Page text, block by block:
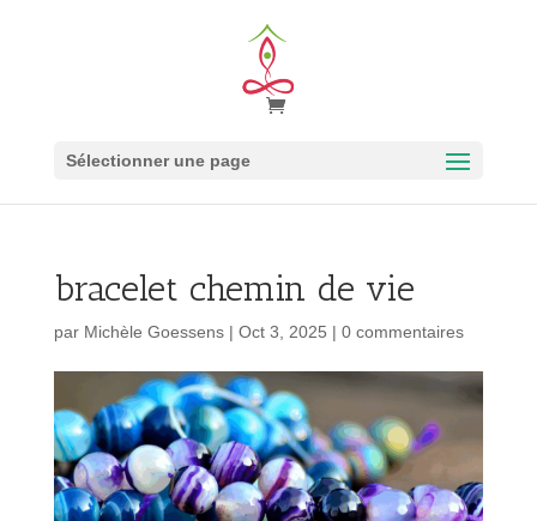
Sélectionner une page
bracelet chemin de vie
par Michèle Goessens| Oct 3, 2025 | 0 commentaires